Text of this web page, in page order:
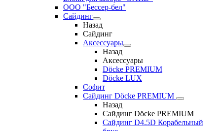
ООО "Бессер-бел"
Сайдинг
Назад
Сайдинг
Аксессуары
Назад
Аксессуары
Döcke PREMIUM
Döcke LUX
Софит
Сайдинг Döcke PREMIUM
Назад
Сайдинг Döcke PREMIUM
Сайдинг D4.5D Корабельный